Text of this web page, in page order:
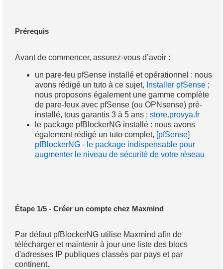
Prérequis
Avant de commencer, assurez-vous d’avoir :
un pare-feu pfSense installé et opérationnel : nous
avons rédigé un tuto à ce sujet, Installer pfSense ;
nous proposons également une gamme complète
de pare-feux avec pfSense (ou OPNsense) pré-
installé, tous garantis 3 à 5 ans :store.provya.fr
le package pfBlockerNG installé : nous avons
également rédigé un tuto complet, [pfSense]
pfBlockerNG - le package indispensable pour
augmenter le niveau de sécurité de votre réseau
Étape 1/5 - Créer un compte chez Maxmind
Par défaut pfBlockerNG utilise Maxmind afin de
télécharger et maintenir à jour une liste des blocs
d'adresses IP publiques classés par pays et par
continent.